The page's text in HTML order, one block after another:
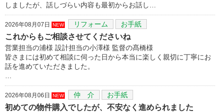
しましたが、話しづらい内容も最初からお話し…
2026年08月07日 NEW リフォーム お手紙
これからもご相談させてくださいね
営業担当の浦様 設計担当の小澤様 監督の髙橋様
皆さまには初めて相談に伺った日から本当に楽しく親切に丁寧にお
話を進めていただきました。
2026年08月06日 NEW 仲 介 お手紙
初めての物件購入でしたが、不安なく進められました